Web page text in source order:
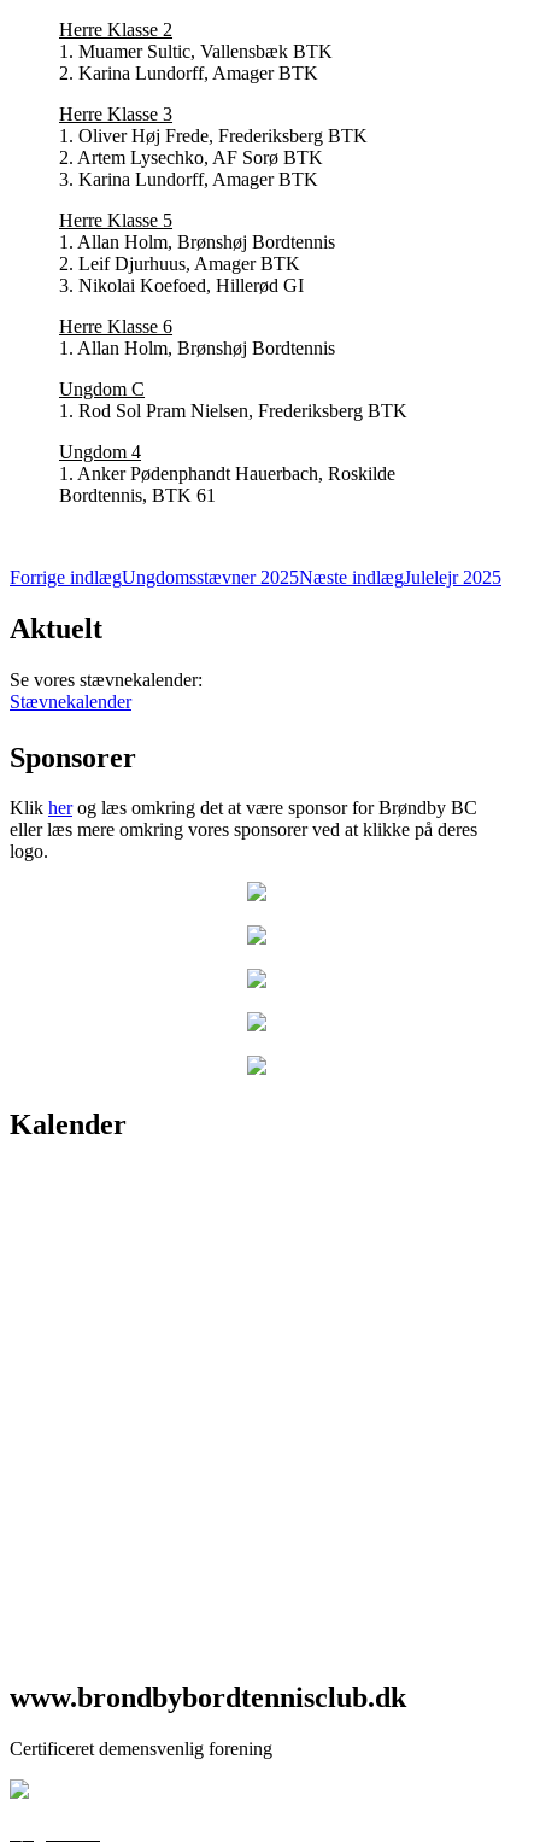
Herre Klasse 2
1. Muamer Sultic, Vallensbæk BTK
2. Karina Lundorff, Amager BTK
Herre Klasse 3
1. Oliver Høj Frede, Frederiksberg BTK
2. Artem Lysechko, AF Sorø BTK
3. Karina Lundorff, Amager BTK
Herre Klasse 5
1. Allan Holm, Brønshøj Bordtennis
2. Leif Djurhuus, Amager BTK
3. Nikolai Koefoed, Hillerød GI
Herre Klasse 6
1. Allan Holm, Brønshøj Bordtennis
Ungdom C
1. Rod Sol Pram Nielsen, Frederiksberg BTK
Ungdom 4
1. Anker Pødenphandt Hauerbach, Roskilde
Bordtennis, BTK 61
Indlægsnavigation
Forrige indlægUngdomsstævner 2025Næste indlægJulelejr 2025
Aktuelt
Se vores stævnekalender:
Stævnekalender
Sponsorer
Klik herog læs omkring det at være sponsor for Brøndby BC
eller læs mere omkring vores sponsorer ved at klikke på deres
logo.
Kalender
www.brondbybordtennisclub.dk
Certificeret demensvenlig forening